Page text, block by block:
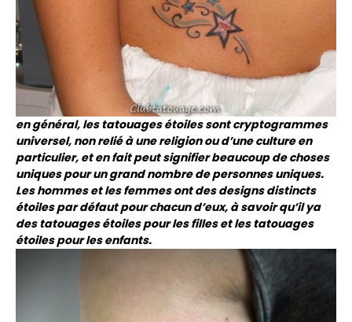
en général, les tatouages ​​étoiles sont cryptogrammes
universel, non relié à une religion ou d’une culture en
particulier, et en fait peut signifier beaucoup de choses
uniques pour un grand nombre de personnes uniques.
Les hommes et les femmes ont des designs distincts
étoiles par défaut pour chacun d’eux, à savoir qu’il ya
des tatouages ​​étoiles pour les filles et les tatouages ​​
étoiles pour les enfants.